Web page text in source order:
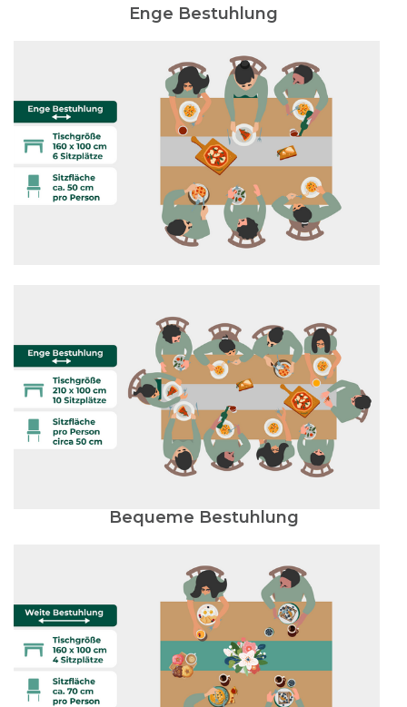
Enge Bestuhlung
Bequeme Bestuhlung